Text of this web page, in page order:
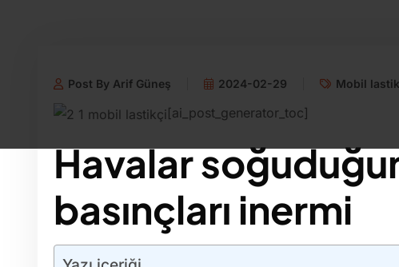
Post By Arif Güneş 2024-02-29 Mobil
[ai_post_generator_toc]
Havalar
basınçları inermi